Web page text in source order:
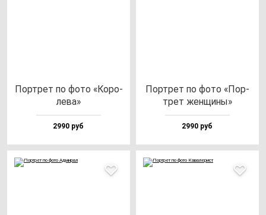
Пор­трет по фо­то «Коро­
ле­ва»
2990 руб
Пор­трет по фо­то «Пор­
трет жен­щи­ны»
2990 руб